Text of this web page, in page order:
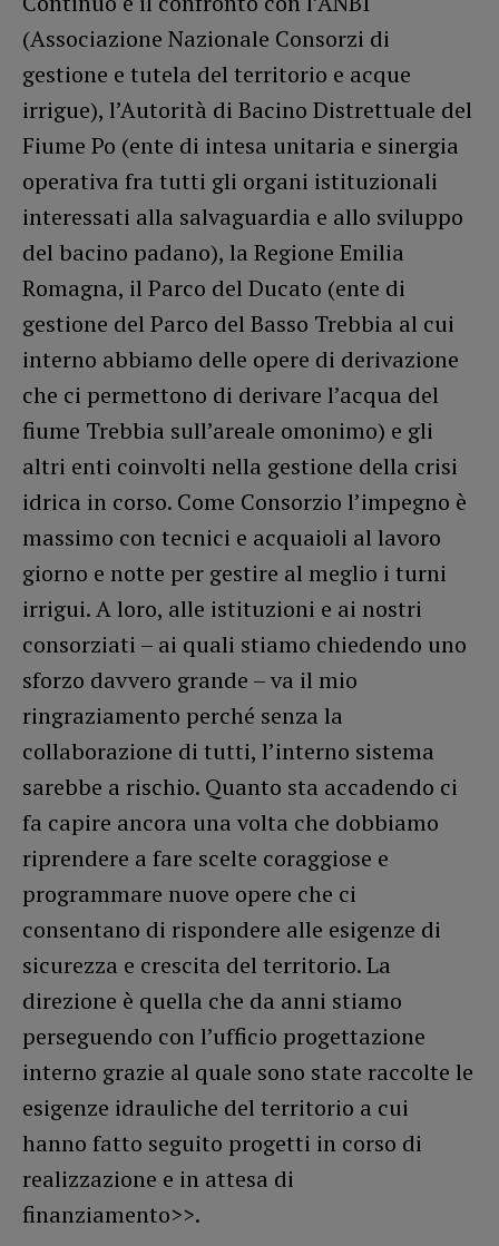
(Associazione Nazionale Consorzi di
gestione e tutela del territorio e acque
irrigue), l’Autorità di Bacino Distrettuale del
Fiume Po (ente di intesa unitaria e sinergia
operativa fra tutti gli organi istituzionali
interessati alla salvaguardia e allo sviluppo
del bacino padano), la Regione Emilia
Romagna, il Parco del Ducato (ente di
gestione del Parco del Basso Trebbia al cui
interno abbiamo delle opere di derivazione
che ci permettono di derivare l’acqua del
fiume Trebbia sull’areale omonimo) e gli
altri enti coinvolti nella gestione della crisi
idrica in corso. Come Consorzio l’impegno è
massimo con tecnici e acquaioli al lavoro
giorno e notte per gestire al meglio i turni
irrigui. A loro, alle istituzioni e ai nostri
consorziati – ai quali stiamo chiedendo uno
sforzo davvero grande – va il mio
ringraziamento perché senza la
collaborazione di tutti, l’interno sistema
sarebbe a rischio. Quanto sta accadendo ci
fa capire ancora una volta che dobbiamo
riprendere a fare scelte coraggiose e
programmare nuove opere che ci
consentano di rispondere alle esigenze di
sicurezza e crescita del territorio. La
direzione è quella che da anni stiamo
perseguendo con l’ufficio progettazione
interno grazie al quale sono state raccolte le
esigenze idrauliche del territorio a cui
hanno fatto seguito progetti in corso di
realizzazione e in attesa di
finanziamento>>.